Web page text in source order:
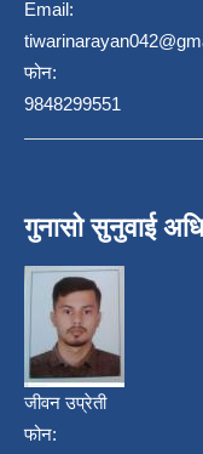
Email:
फोन:
9848299551
गुनासो सुनुवाई
जीवन उप्रेती
फोन: